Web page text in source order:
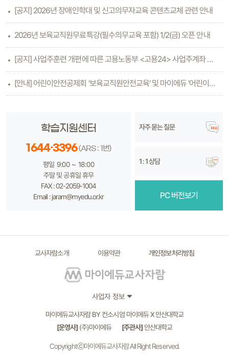
[공지] 2026년 장애인학대 및 신고의무자교육 콘텐츠교체 관련 안내
2026년 보육교직원무료특강(필수의무교육 포함) 1/2(금) 오픈 안내
[공지] 사업주훈련 개편에 따른 고용노동부 <고용24> 사업주계좌 등록방법 안내(6.26수..
[안내] 어린이안전공제회 '보육교직원안전교육' 및 마이에듀 '어린이안전교육'
학습지원센터
1644·3396 (ARS : 1번)
평일 9:00 ~ 18:00
주말 및 공휴일 휴무
FAX : 02-2059-1004
Email : jaram@myedu.or.kr
자주 묻는 질문
1 : 1 상담
PC 버전보기
교사자람소개 이용약관 개인정보처리방침
사업자 정보
마이에듀교사자람 BY 컨소시엄 마이에듀 X 안산대학교
[운영사] (주)마이에듀 [주관사]안산대학교
Copyrightⓒ마이에듀교사자람 All Right Reserved.